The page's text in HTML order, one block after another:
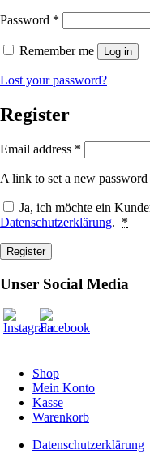
Password *
Remember me Log in
Lost your password?
Register
Email address *
A link to set a new
Ja, ich möchte ein
Datenschutzerklärung. *
Register
Unser Social Media
Shop
Mein Konto
Kasse
Warenkorb
Datenschutzerklärung